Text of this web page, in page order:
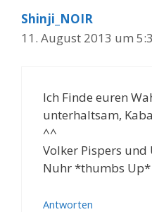
Shinji_NOIR
11. August 2013 um
Ich Finde euren
unterhaltsam,
^^
Volker Pispers
Nuhr *thumbs Up*
Antworten